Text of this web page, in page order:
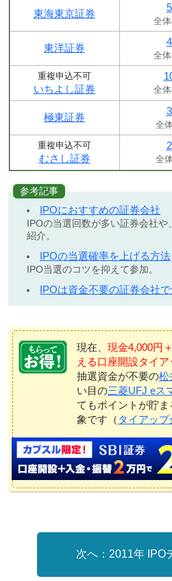
東海東京証券
全
東洋証券
全
重複申込不可
いちよし証券 全
極東証券
全
重複申込不可
むさし証券 全
参考記事
IPOにおすすめの証券会社
IPOの当選回数が多い証券会社
紹介。
IPOの当選確率を上げる方法
IPO当選のコツを抑えて参加。
IPOは資金不要の証券会社
現在、 現金4,000円
える口座開設タイ
抽選資金が不要の松
い目の三菱UFJ eス
てもポイントが貯ま
象です（ タイアッ
2011年 IPO